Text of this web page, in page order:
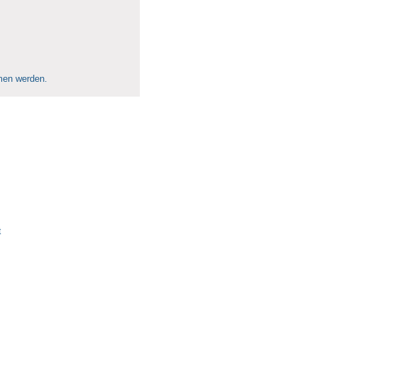
werden.